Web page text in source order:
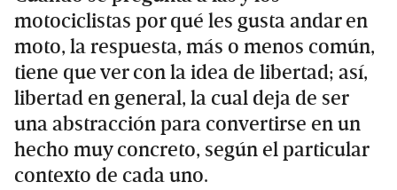
motociclistas por qué les gusta andar en
moto, la respuesta, más o menos común,
tiene que ver con la idea de libertad; así,
libertad en general, la cual deja de ser
una abstracción para convertirse en un
hecho muy concreto, según el particular
contexto de cada uno.